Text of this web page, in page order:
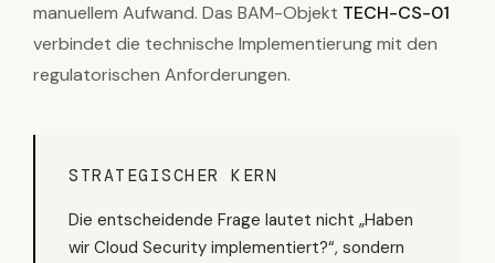
manuellem Aufwand. Das BAM-Objekt TECH-CS-01
verbindet die technische Implementierung mit den
regulatorischen Anforderungen.
STRATEGISCHER KERN
Die entscheidende Frage lautet nicht „Haben
wir Cloud Security implementiert?“, sondern